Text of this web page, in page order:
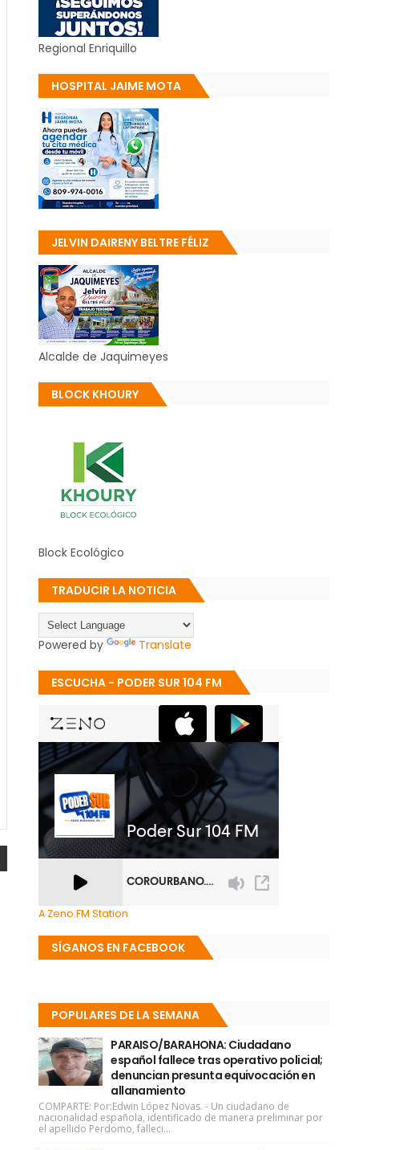
Regional Enriquillo
HOSPITAL JAIME MOTA
JELVIN DAIRENY BELTRE FÉLIZ
Alcalde de Jaquimeyes
BLOCK KHOURY
Block Ecológico
TRADUCIR LA NOTICIA
Powered by Translate
ESCUCHA - PODER SUR 104 FM
A Zeno.FM Station
SÍGANOS EN FACEBOOK
POPULARES DE LA SEMANA
PARAISO/BARAHONA: Ciudadano
español fallece tras operativo policial;
denuncian presunta equivocación en
allanamiento
COMPARTE: Por:Edwin López Novas. - Un ciudadano de
nacionalidad española, identificado de manera preliminar por
el apellido Perdomo, falleci...